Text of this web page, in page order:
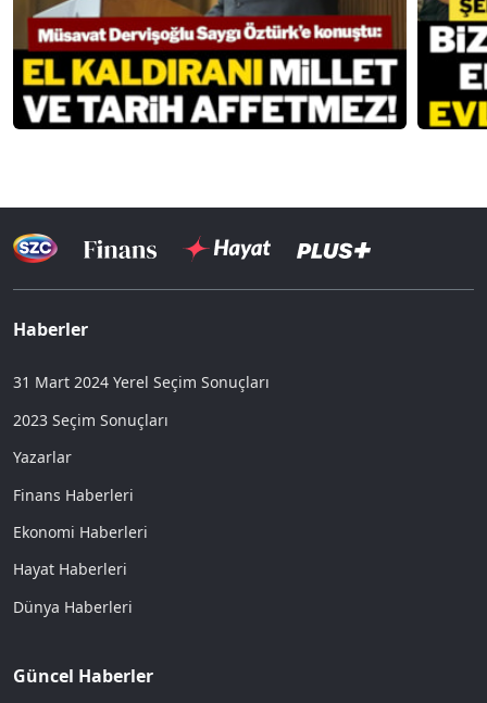
Haberler
31 Mart 2024 Yerel Seçim Sonuçları
2023 Seçim Sonuçları
Yazarlar
Finans Haberleri
Ekonomi Haberleri
Hayat Haberleri
Dünya Haberleri
Güncel Haberler